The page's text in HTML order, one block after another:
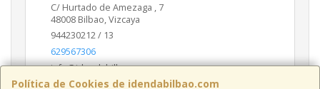
Política de Cookies de idendabilbao.com
C/ Hurtado de Amezaga , 7
48008 Bilbao,Vizcaya
944230212 / 13
629567306
info@idendabilbao.com